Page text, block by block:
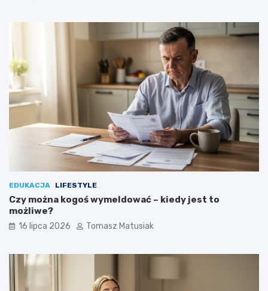
EDUKACJA LIFESTYLE
Czy można kogoś wymeldować – kiedy jest to
możliwe?
16 lipca 2026 Tomasz Matusiak